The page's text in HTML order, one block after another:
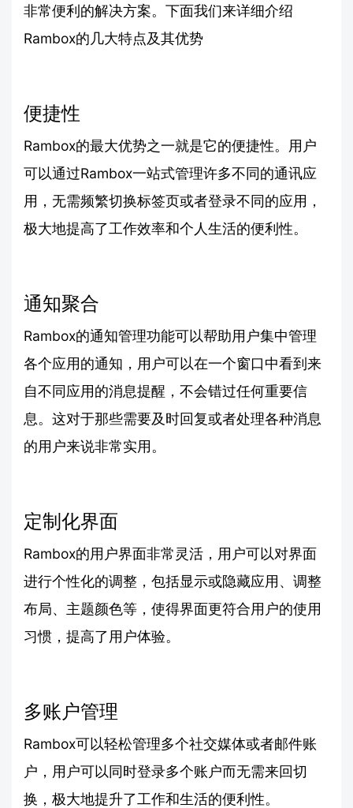
非常便利的解决方案。下面我们来详细介绍
Rambox的几大特点及其优势
便捷性
Rambox的最大优势之一就是它的便捷性。用户
可以通过Rambox一站式管理许多不同的通讯应
用，无需频繁切换标签页或者登录不同的应用，
极大地提高了工作效率和个人生活的便利性。
通知聚合
Rambox的通知管理功能可以帮助用户集中管理
各个应用的通知，用户可以在一个窗口中看到来
自不同应用的消息提醒，不会错过任何重要信
息。这对于那些需要及时回复或者处理各种消息
的用户来说非常实用。
定制化界面
Rambox的用户界面非常灵活，用户可以对界面
进行个性化的调整，包括显示或隐藏应用、调整
布局、主题颜色等，使得界面更符合用户的使用
习惯，提高了用户体验。
多账户管理
Rambox可以轻松管理多个社交媒体或者邮件账
户，用户可以同时登录多个账户而无需来回切
换，极大地提升了工作和生活的便利性。